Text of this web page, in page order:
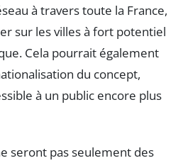
à travers toute la France,
sur les villes à fort potentiel
Cela pourrait également
du concept,
à un public encore plus
seront pas seulement des